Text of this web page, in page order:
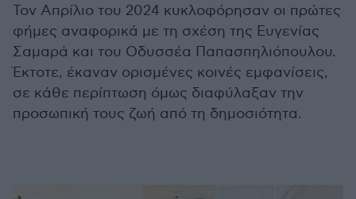
Τον Απρίλιο του 2024 κυκλοφόρησαν οι πρώτες
φήμες αναφορικά με τη σχέση της Ευγενίας
Σαμαρά και του Οδυσσέα Παπασπηλιόπουλου.
Έκτοτε, έκαναν ορισμένες κοινές εμφανίσεις,
σε κάθε περίπτωση όμως διαφύλαξαν την
προσωπική τους ζωή από τη δημοσιότητα.